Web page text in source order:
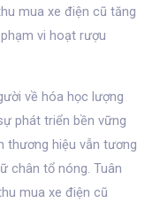
mua xe điện cũ tăng
vi hoạt rượu
về hóa học lượng
phát triển bền vững
thương hiệu vẫn tương
chân tổ nóng. Tuân
mua xe điện cũ